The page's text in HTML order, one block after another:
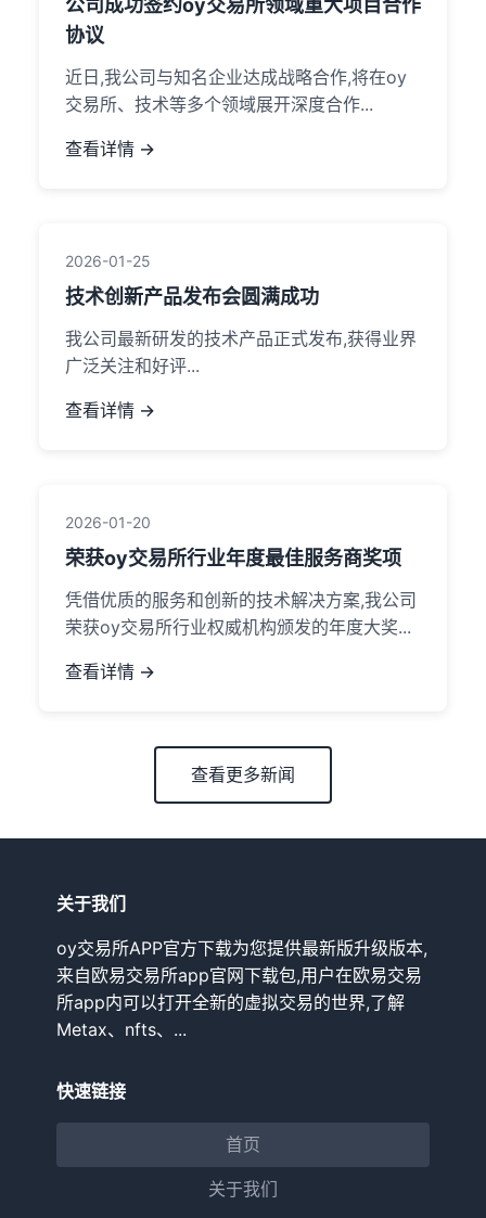
公司成功签约oy交易所领域重大项目合作
协议
近日,我公司与知名企业达成战略合作,将在oy
交易所、技术等多个领域展开深度合作...
查看详情 →
2026-01-25
技术创新产品发布会圆满成功
我公司最新研发的技术产品正式发布,获得业界
广泛关注和好评...
查看详情 →
2026-01-20
荣获oy交易所行业年度最佳服务商奖项
凭借优质的服务和创新的技术解决方案,我公司
荣获oy交易所行业权威机构颁发的年度大奖...
查看详情 →
查看更多新闻
关于我们
oy交易所APP官方下载为您提供最新版升级版本,
来自欧易交易所app官网下载包,用户在欧易交易
所app内可以打开全新的虚拟交易的世界,了解
Metax、nfts、...
快速链接
首页
关于我们